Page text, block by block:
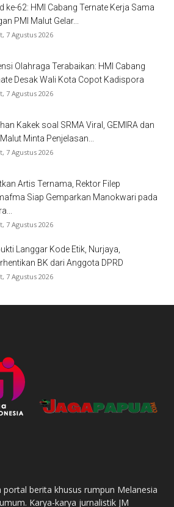
ke-62: HMI Cabang Ternate Kerja Sama
PMI Malut Gelar...
7 Agustus 2026
Olahraga Terabaikan: HMI Cabang
Desak Wali Kota Copot Kadispora
7 Agustus 2026
Kakek soal SRMA Viral, GEMIRA dan
Minta Penjelasan...
7 Agustus 2026
Artis Ternama, Rektor Filep
Siap Gemparkan Manokwari pada
7 Agustus 2026
Langgar Kode Etik, Nurjaya,
BK dari Anggota DPRD
7 Agustus 2026
portal berita khusus rumpun Melanesia
Karya-karya jurnalistik JM